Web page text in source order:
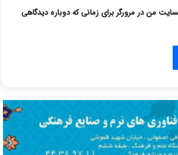
من در مرورگر برای زمانی که دوباره دیدگاهی